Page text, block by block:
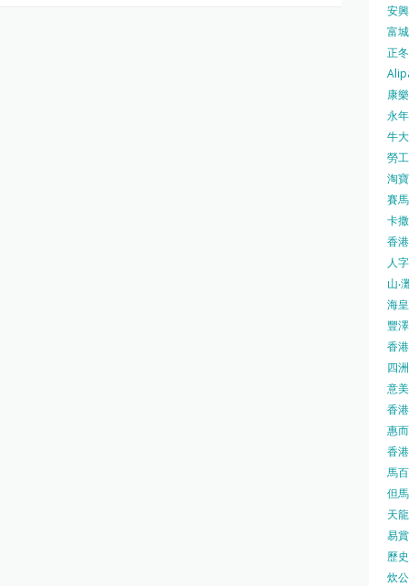
安
富
正
康
永
牛
勞
淘
賽
卡
香
人
山‧
海
豐
香
四
意
香
惠
香
馬
但
天
易
歷
炊